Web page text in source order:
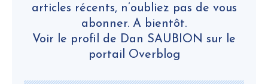
articles récents, n’oubliez pas de vous
abonner. A bientôt.
Voir le profil de Dan SAUBION sur le
portail Overblog